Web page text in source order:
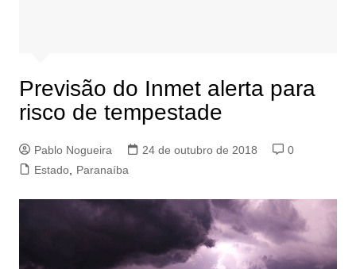
Previsão do Inmet alerta para
risco de tempestade
Pablo Nogueira 24 de outubro de 2018
0
Estado, Paranaíba